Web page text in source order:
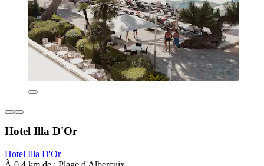
Hotel Illa D'Or
Hotel Illa D'Or